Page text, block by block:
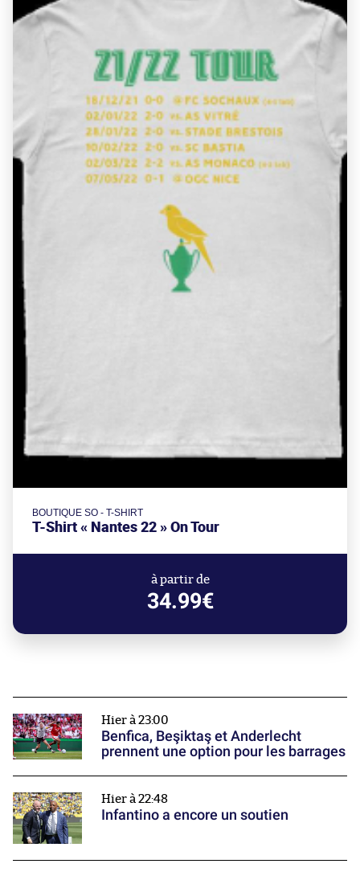
BOUTIQUE SO - T-SHIRT
T-Shirt « Nantes 22 » On Tour
à partir de
34.99€
Hier à 23:00
Benfica, Beşiktaş et Anderlecht
prennent une option pour les barrages
Hier à 22:48
Infantino a encore un soutien